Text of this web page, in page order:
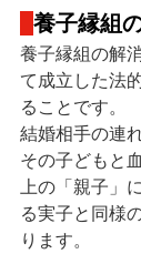
養子縁組
養子縁組の解
て成立した法
ることです。
結婚相手の連
その子どもと
上の「親子」
る実子と同様
ります。